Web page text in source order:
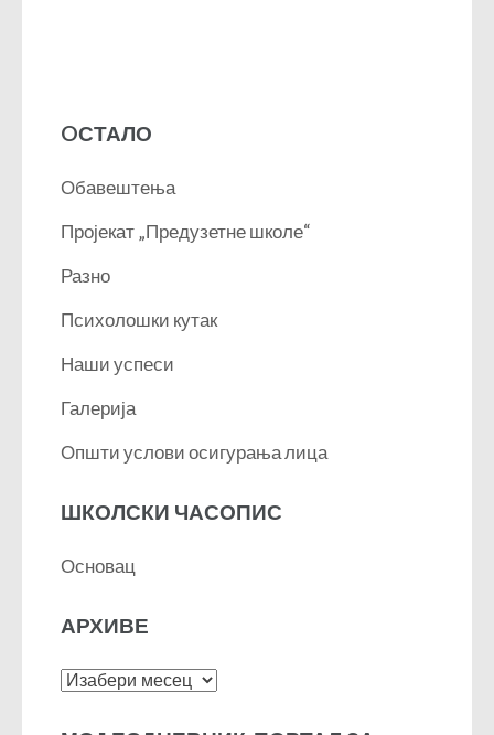
OСТАЛО
Обавештења
Пројекат „Предузетне школе“
Разно
Психолошки кутак
Наши успеси
Галерија
Општи услови осигурања лица
ШКОЛСКИ ЧАСОПИС
Основац
АРХИВЕ
Архиве